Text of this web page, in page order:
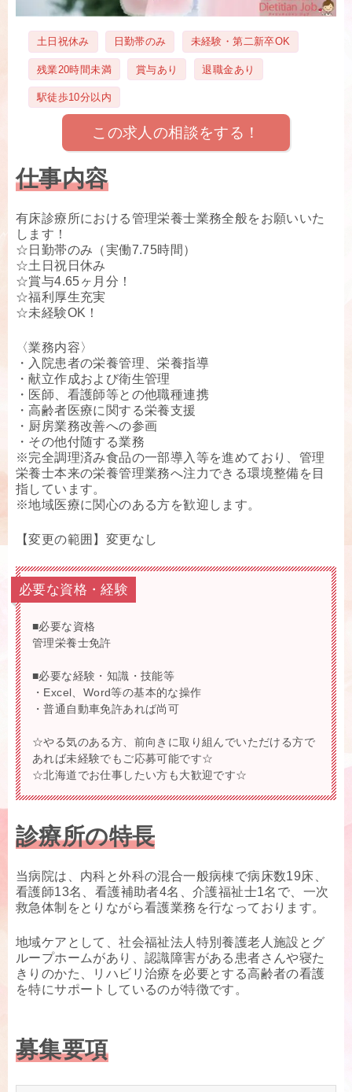
土日祝休み 日勤帯のみ 未経験・第二新卒OK
残業20時間未満 賞与あり 退職金あり
駅徒歩10分以内
この求人の相談をする！
仕事内容
有床診療所における管理栄養士業務全般をお願いいた
します！
☆日勤帯のみ（実働7.75時間）
☆土日祝日休み
☆賞与4.65ヶ月分！
☆福利厚生充実
☆未経験OK！
〈業務内容〉
・入院患者の栄養管理、栄養指導
・献立作成および衛生管理
・医師、看護師等との他職種連携
・高齢者医療に関する栄養支援
・厨房業務改善への参画
・その他付随する業務
※完全調理済み食品の一部導入等を進めており、管理
栄養士本来の栄養管理業務へ注力できる環境整備を目
指しています。
※地域医療に関心のある方を歓迎します。
【変更の範囲】変更なし
必要な資格・経験
■必要な資格
管理栄養士免許
■必要な経験・知識・技能等
・Excel、Word等の基本的な操作
・普通自動車免許あれば尚可
☆やる気のある方、前向きに取り組んでいただける方で
あれば未経験でもご応募可能です☆
☆北海道でお仕事したい方も大歓迎です☆
診療所の特長
当病院は、内科と外科の混合一般病棟で病床数19床、
看護師13名、看護補助者4名、介護福祉士1名で、一次
救急体制をとりながら看護業務を行なっております。
地域ケアとして、社会福祉法人特別養護老人施設とグ
ループホームがあり、認識障害がある患者さんや寝た
きりのかた、リハビリ治療を必要とする高齢者の看護
を特にサポートしているのが特徴です。
募集要項